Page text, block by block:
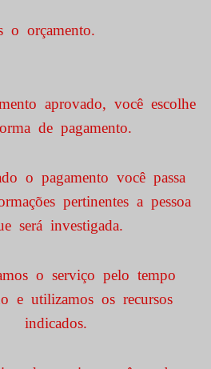
o orçamento.
aprovado, você escolhe
de pagamento.
o pagamento você passa
pertinentes a pessoa
será investigada.
o serviço pelo tempo
e utilizamos os recursos
indicados.